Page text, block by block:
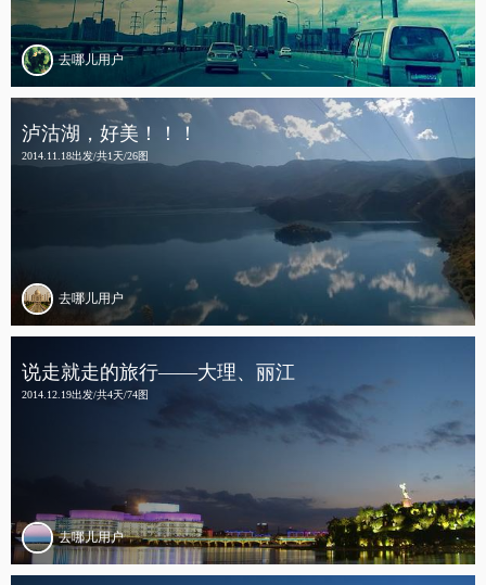
去哪儿用户
泸沽湖，好美！！！
2014.11.18出发/共1天/26图
去哪儿用户
说走就走的旅行——大理、丽江
2014.12.19出发/共4天/74图
去哪儿用户